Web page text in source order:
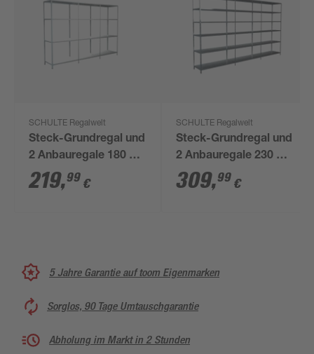
SCHULTE Regalwelt
Steck-Grundregal und
2 Anbauregale 180 x
340 x 35 cm, 12
Böden, weiß,
219,99 €
SCHULTE Regalwelt
Steck-Grundregal und
2 Anbauregale 230 x
340 x 35 cm, 18
Böden, verzinkt,
309,99 €
5 Jahre Garantie auf toom Eigenmarken
Sorglos, 90 Tage Umtauschgarantie
Abholung im Markt in 2 Stunden